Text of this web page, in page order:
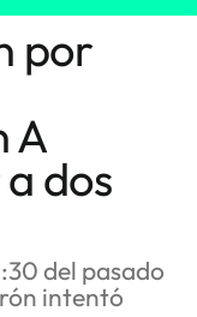
por
A
dos
del pasado
intentó